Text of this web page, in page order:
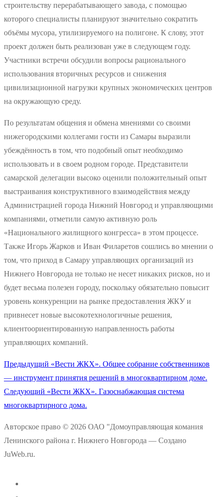
строительству перерабатывающего завода, с помощью
которого специалисты планируют значительно сократить
объёмы мусора, утилизируемого на полигоне. К слову, этот
проект должен быть реализован уже в следующем году.
Участники встречи обсудили вопросы рационального
использования вторичных ресурсов и снижения
цивилизационной нагрузки крупных экономических центров
на окружающую среду.
По результатам общения и обмена мнениями со своими
нижегородскими коллегами гости из Самары выразили
убеждённость в том, что подобный опыт необходимо
использовать и в своем родном городе. Представители
самарской делегации высоко оценили положительный опыт
выстраивания конструктивного взаимодействия между
Администрацией города Нижний Новгород и управляющими
компаниями, отметили самую активную роль
«Национального жилищного конгресса» в этом процессе.
Также Игорь Жарков и Иван Филаретов сошлись во мнении о
том, что приход в Самару управляющих организаций из
Нижнего Новгорода не только не несет никаких рисков, но и
будет весьма полезен городу, поскольку обязательно повысит
уровень конкуренции на рынке предоставления ЖКУ и
привнесет новые высокотехнологичные решения,
клиентоориентированную направленность работы
управляющих компаний.
Навигация
по
записям
Предыдущий Предыдущая
запись:
«Вести ЖКХ». Общее собрание собственников
— инструмент принятия решений в многоквартирном доме.
Следующий Следующая
запись:
«Вести ЖКХ». Газоснабжающая система
многоквартирного дома.
Авторское право © 2026 ОАО "Домоуправляющая комания
Ленинского района г. Нижнего Новгорода — Создано
JuWeb.ru.